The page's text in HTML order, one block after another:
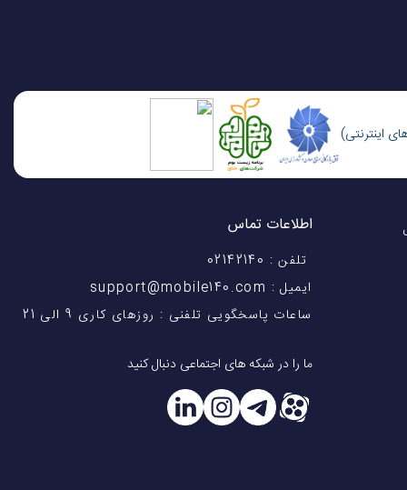
پخش صدا،
تجربه‌ای
با 28 سال اطلاعات تماس
تلفن : 02142140
ایمیل : support@mobile140.com
ساعات پاسخگویی تلفنی : روزهای کاری 9 الی 21
ما را در شبکه های اجتماعی دنبال کنید